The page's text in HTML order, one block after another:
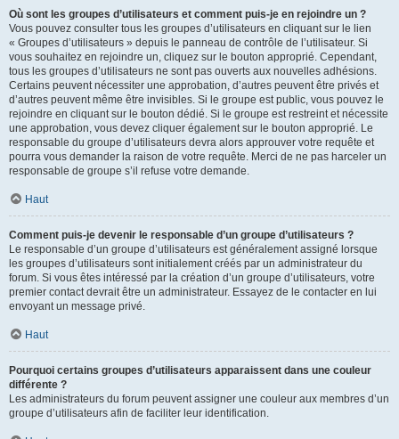
Où sont les groupes d’utilisateurs et comment puis-je en rejoindre un ?
Vous pouvez consulter tous les groupes d’utilisateurs en cliquant sur le lien
« Groupes d’utilisateurs » depuis le panneau de contrôle de l’utilisateur. Si
vous souhaitez en rejoindre un, cliquez sur le bouton approprié. Cependant,
tous les groupes d’utilisateurs ne sont pas ouverts aux nouvelles adhésions.
Certains peuvent nécessiter une approbation, d’autres peuvent être privés et
d’autres peuvent même être invisibles. Si le groupe est public, vous pouvez le
rejoindre en cliquant sur le bouton dédié. Si le groupe est restreint et nécessite
une approbation, vous devez cliquer également sur le bouton approprié. Le
responsable du groupe d’utilisateurs devra alors approuver votre requête et
pourra vous demander la raison de votre requête. Merci de ne pas harceler un
responsable de groupe s’il refuse votre demande.
Haut
Comment puis-je devenir le responsable d’un groupe d’utilisateurs ?
Le responsable d’un groupe d’utilisateurs est généralement assigné lorsque
les groupes d’utilisateurs sont initialement créés par un administrateur du
forum. Si vous êtes intéressé par la création d’un groupe d’utilisateurs, votre
premier contact devrait être un administrateur. Essayez de le contacter en lui
envoyant un message privé.
Haut
Pourquoi certains groupes d’utilisateurs apparaissent dans une couleur
différente ?
Les administrateurs du forum peuvent assigner une couleur aux membres d’un
groupe d’utilisateurs afin de faciliter leur identification.